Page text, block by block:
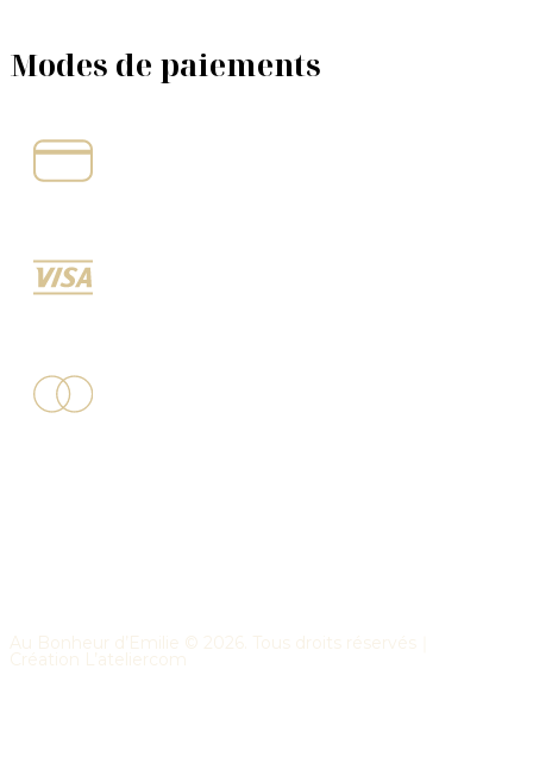
Modes de paiements
Au Bonheur d’Emilie © 2026 . Tous droits réservés｜
Création L’ateliercom